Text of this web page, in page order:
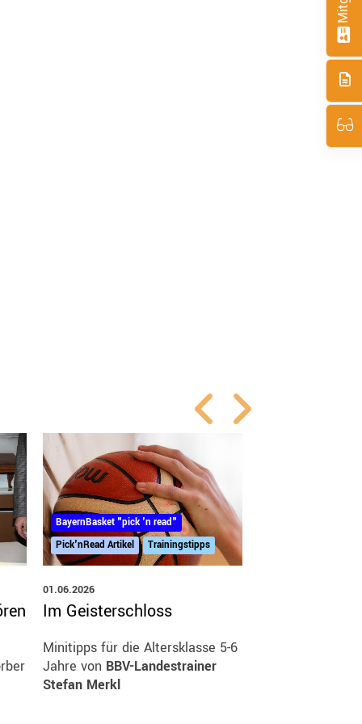
BayernBasket "pick 'n read"
Pick'nRead Artikel
Trainingstipps
01.06.2026
Im Geisterschloss
Minitipps für die Altersklasse 5-6
Jahre von BBV-Landestrainer
Stefan Merkl